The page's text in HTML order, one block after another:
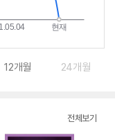
12개월 24개월
전체보기